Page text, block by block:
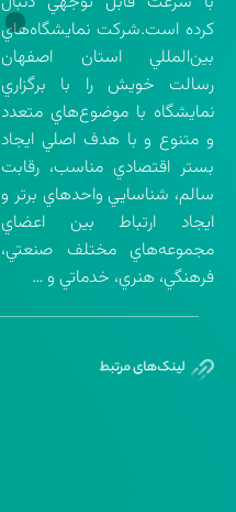
كرده است.شركت نمايشگاه‌هاي
بين‌المللي استان اصفهان
رسالت خويش را با برگزاري
نمايشگاه با موضوع‌هاي متعدد
و متنوع و با هدف اصلي ايجاد
بستر اقتصادي مناسب، رقابت
سالم، شناسايي واحدهاي برتر و
ايجاد ارتباط بين اعضاي
مجموعه‌هاي مختلف صنعتي،
فرهنگي، هنري، خدماتي و …